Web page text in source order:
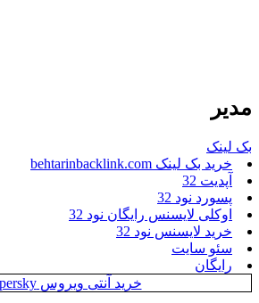
مدیر
بک لینک
خرید بک لینک behtarinbacklink.com
آپدیت 32
پسورد نود 32
اوکلی لایسنس رایگان نود 32
خرید لایسنس نود 32
سئو سایت
رایگان
خرید آنتی ویروس Kaspersky